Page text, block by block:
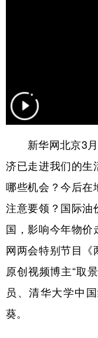
新华网北京3月
济已走进我们的生
哪些机会？今后在
注意要领？国际油
国，影响今年物
网两会特别节目
原创视频博主“取
员、清华大学中
葵。